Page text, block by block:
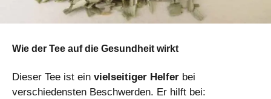
Wie der Tee auf die Gesundheit wirkt
Dieser Tee ist ein vielseitiger Helfer bei
verschiedensten Beschwerden. Er hilft bei: